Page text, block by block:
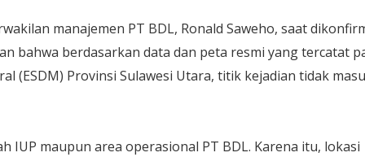
manajemen PT BDL, Ronald Saweho, saat
bahwa berdasarkan data dan peta resmi yang tercatat
(ESDM) Provinsi Sulawesi Utara, titik kejadian tidak
IUP maupun area operasional PT BDL. Karena itu, lokasi